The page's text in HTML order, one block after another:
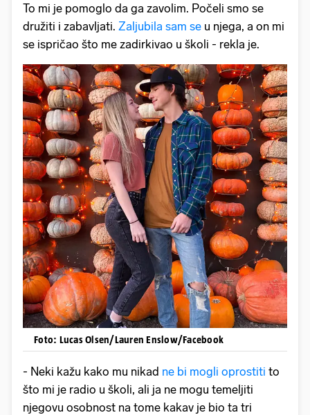
To mi je pomoglo da ga zavolim. Počeli smo se
družiti i zabavljati. Zaljubila sam se u njega, a on mi
se ispričao što me zadirkivao u školi - rekla je.
Foto: Lucas Olsen/Lauren Enslow/Facebook
- Neki kažu kako mu nikad ne bi mogli oprostiti to
što mi je radio u školi, ali ja ne mogu temeljiti
njegovu osobnost na tome kakav je bio ta tri